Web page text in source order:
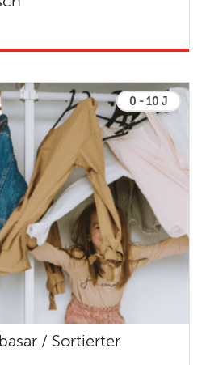
0 - 10 J
/ Sortierter